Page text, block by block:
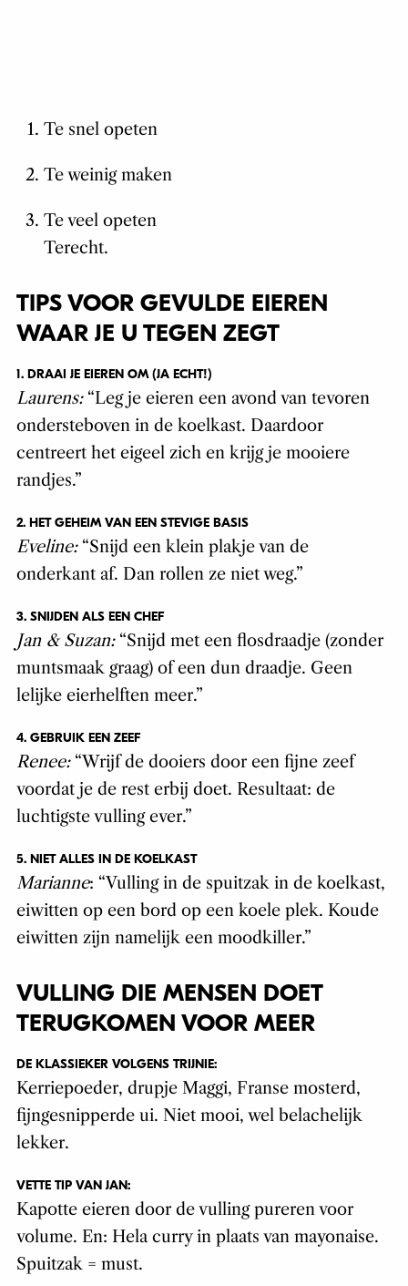
Te snel opeten
Te weinig maken
Te veel opeten
Terecht.
TIPS VOOR GEVULDE EIEREN
WAAR JE U TEGEN ZEGT
1. DRAAI JE EIEREN OM (JA ECHT!)
Laurens:“Leg je eieren een avond van tevoren
ondersteboven in de koelkast. Daardoor
centreert het eigeel zich en krijg je mooiere
randjes.”
2. HET GEHEIM VAN EEN STEVIGE BASIS
Eveline:“Snijd een klein plakje van de
onderkant af. Dan rollen ze niet weg.”
3. SNIJDEN ALS EEN CHEF
Jan & Suzan:“Snijd met een flosdraadje (zonder
muntsmaak graag) of een dun draadje. Geen
lelijke eierhelften meer.”
4. GEBRUIK EEN ZEEF
Renee:“Wrijf de dooiers door een fijne zeef
voordat je de rest erbij doet. Resultaat: de
luchtigste vulling ever.”
5. NIET ALLES IN DE KOELKAST
Marianne: “Vulling in de spuitzak in de koelkast,
eiwitten op een bord op een koele plek. Koude
eiwitten zijn namelijk een moodkiller.”
VULLING DIE MENSEN DOET
TERUGKOMEN VOOR MEER
DE KLASSIEKER VOLGENS TRIJNIE:
Kerriepoeder, drupje Maggi, Franse mosterd,
fijngesnipperde ui. Niet mooi, wel belachelijk
lekker.
VETTE TIP VAN JAN:
Kapotte eieren door de vulling pureren voor
volume. En: Hela curry in plaats van mayonaise.
Spuitzak = must.